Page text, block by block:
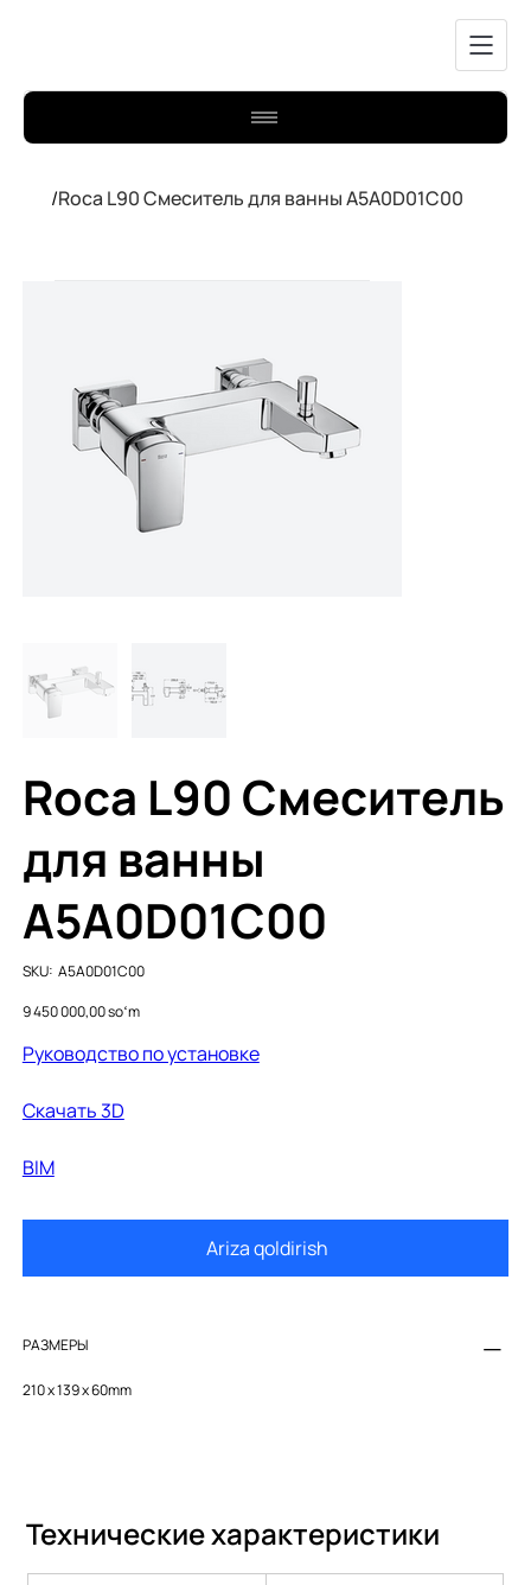
/Roca L90 Смеситель для ванны A5A0D01C00
Roca L90 Смеситель
для ванны
A5A0D01C00
SKU:
SKU
A5A0D01C00
A5A0D01C00
Price
9 450 000,00 soʻm
Руководство по установке
Cкачать 3D
BIM
Ariza qoldirish
РАЗМЕРЫ
210 x 139 x 60mm
Технические характеристики